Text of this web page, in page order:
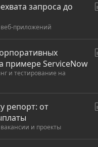
запроса до
веб-приложений
примере ServiceNow
и тестирование на
репорт: от
и проекты